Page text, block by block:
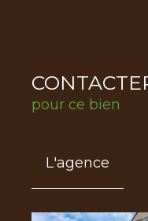
pour ce bien
L'agence